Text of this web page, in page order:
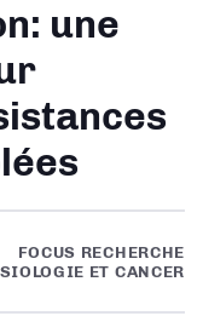
une
FOCUS RECHERCHE
ET CANCER